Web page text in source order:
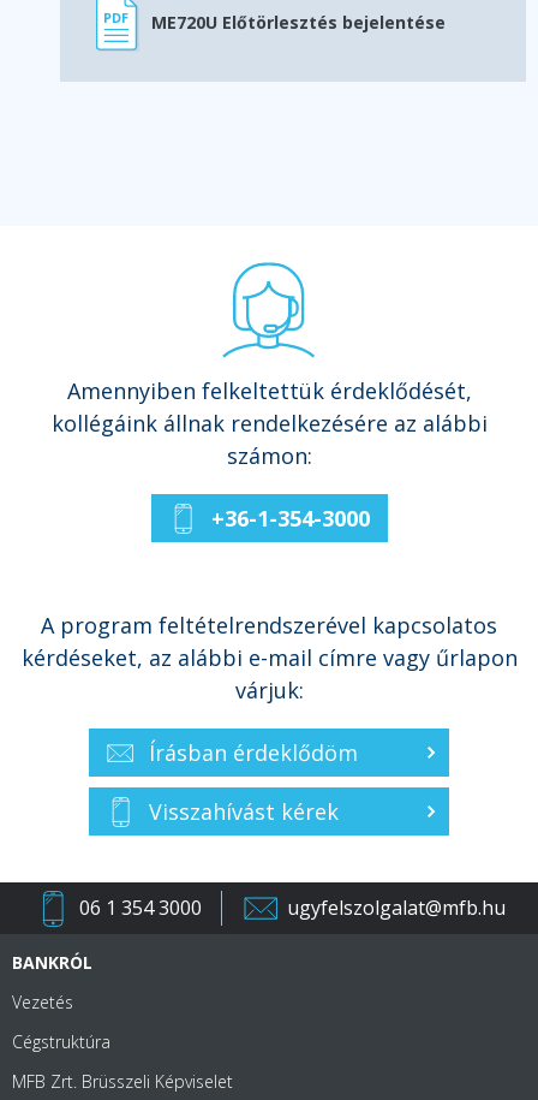
ME720U Előtörlesztés bejelentése
Amennyiben felkeltettük érdeklődését,
kollégáink állnak rendelkezésére az alábbi
számon:
+36-1-354-3000
A program feltételrendszerével kapcsolatos
kérdéseket, az alábbi e-mail címre vagy űrlapon
várjuk:
Írásban érdeklődöm
Visszahívást kérek
06 1 354 3000 ugyfelszolgalat@mfb.hu
BANKRÓL
Vezetés
Cégstruktúra
MFB Zrt. Brüsszeli Képviselet